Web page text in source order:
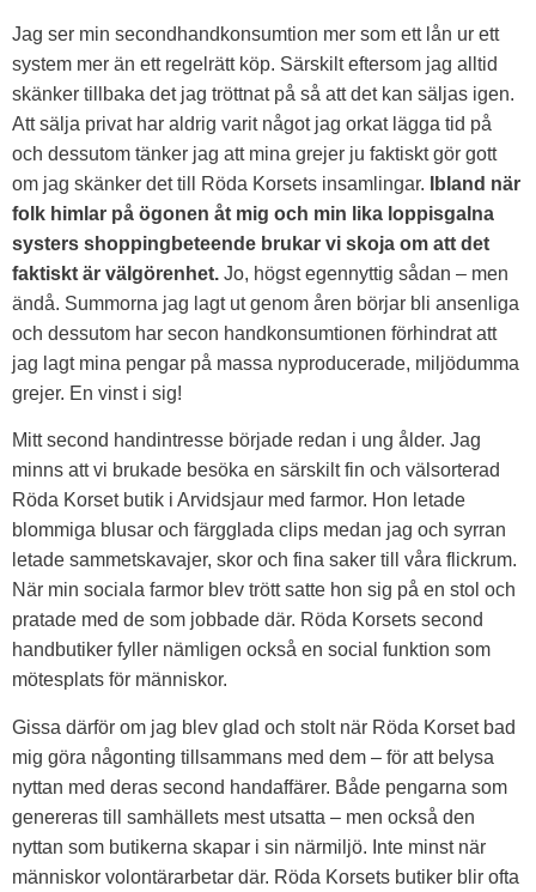
Jag ser min secondhandkonsumtion mer som ett lån ur ett
system mer än ett regelrätt köp. Särskilt eftersom jag alltid
skänker tillbaka det jag tröttnat på så att det kan säljas igen.
Att sälja privat har aldrig varit något jag orkat lägga tid på
och dessutom tänker jag att mina grejer ju faktiskt gör gott
om jag skänker det till Röda Korsets insamlingar.
Ibland när
folk himlar på ögonen åt mig och min lika loppisgalna
systers shoppingbeteende brukar vi skoja om att det
faktiskt är välgörenhet. Jo, högst egennyttig sådan – men
ändå. Summorna jag lagt ut genom åren börjar bli ansenliga
och dessutom har secon handkonsumtionen förhindrat att
jag lagt mina pengar på massa nyproducerade, miljödumma
grejer. En vinst i sig!
Mitt second handintresse började redan i ung ålder. Jag
minns att vi brukade besöka en särskilt fin och välsorterad
Röda Korset butik i Arvidsjaur med farmor. Hon letade
blommiga blusar och färgglada clips medan jag och syrran
letade sammetskavajer, skor och fina saker till våra flickrum.
När min sociala farmor blev trött satte hon sig på en stol och
pratade med de som jobbade där. Röda Korsets second
handbutiker fyller nämligen också en social funktion som
mötesplats för människor.
Gissa därför om jag blev glad och stolt när Röda Korset bad
mig göra någonting tillsammans med dem – för att belysa
nyttan med deras second handaffärer. Både pengarna som
genereras till samhällets mest utsatta – men också den
nyttan som butikerna skapar i sin närmiljö. Inte minst när
människor volontärarbetar där. Röda Korsets butiker blir ofta